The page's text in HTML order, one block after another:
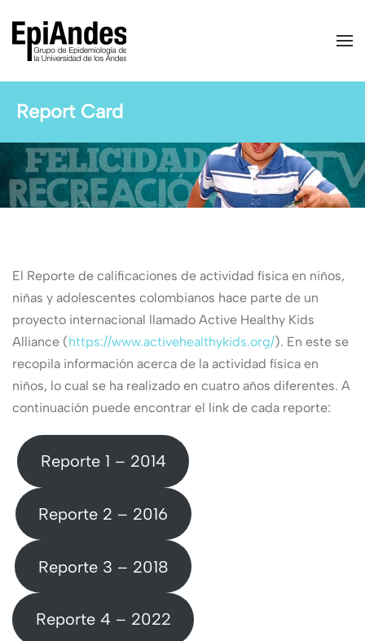
Skip to main content
Report Card
El Reporte de calificaciones de actividad física en niños,
niñas y adolescentes colombianos hace parte de un
proyecto internacional llamado Active Healthy Kids
Alliance (https://www.activehealthykids.org/). En este se
recopila información acerca de la actividad física en
niños, lo cual se ha realizado en cuatro años diferentes. A
continuación puede encontrar el link de cada reporte:
Reporte 1 – 2014
Reporte 2 – 2016
Reporte 3 – 2018
Reporte 4 – 2022